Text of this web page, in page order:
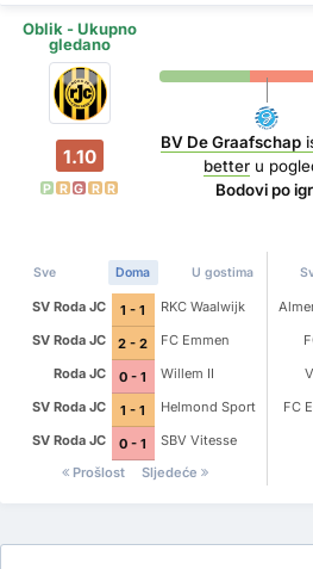
Oblik - Ukupno
gledano
1.10
P R G R R
BV De Graafschap
betteru
Bodovi po
Sve Doma U gostima
SV Roda JC 1 - 1
RKC Waalwijk
SV Roda JC
2 - 2
FC Emmen
Roda JC
0 - 1
Willem II
SV Roda JC
1 - 1
Helmond Sport
SV Roda JC
0 - 1
SBV Vitesse
Prošlost
Sljedeće
FC